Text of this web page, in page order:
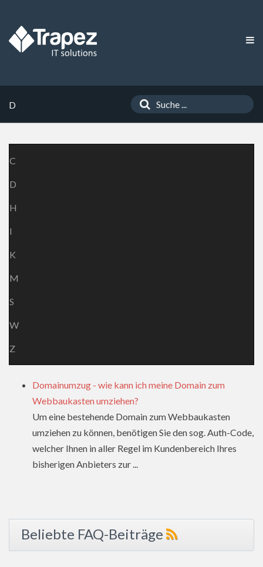
D
C
D
H
I
K
M
S
W
Z
Domainumzug - wie kann ich meine Domain zum
Webbaukasten umziehen?
Um eine bestehende Domain zum Webbaukasten
umziehen zu können, benötigen Sie den sog. Auth-Code,
welcher Ihnen in aller Regel im Kundenbereich Ihres
bisherigen Anbieters zur ...
Beliebte FAQ-Beiträge